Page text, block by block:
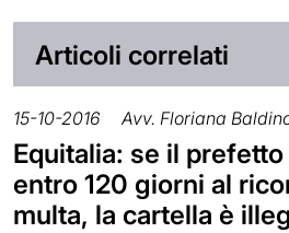
Articoli correlati
15-10-2016 Avv. Floriana
Equitalia: se il
entro 120 giorni al
multa, la cartella è